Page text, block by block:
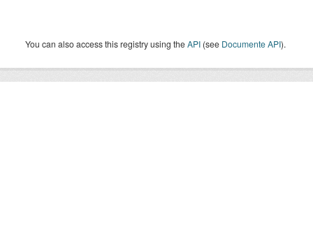
You can also access this registry using theAPI (see Documente API).